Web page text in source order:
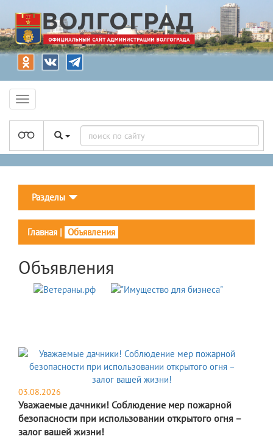
Разделы
Главная | Объявления
Объявления
03.08.2026
Уважаемые дачники! Соблюдение мер пожарной
безопасности при использовании открытого огня –
залог вашей жизни!